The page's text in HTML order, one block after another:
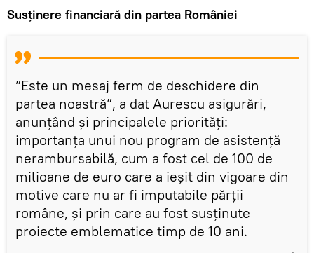
Susținere financiară din partea României
”Este un mesaj ferm de deschidere din
partea noastră”, a dat Aurescu asigurări,
anunțând și principalele priorități:
importanța unui nou program de asistență
nerambursabilă, cum a fost cel de 100 de
milioane de euro care a ieșit din vigoare din
motive care nu ar fi imputabile părții
române, și prin care au fost susținute
proiecte emblematice timp de 10 ani.